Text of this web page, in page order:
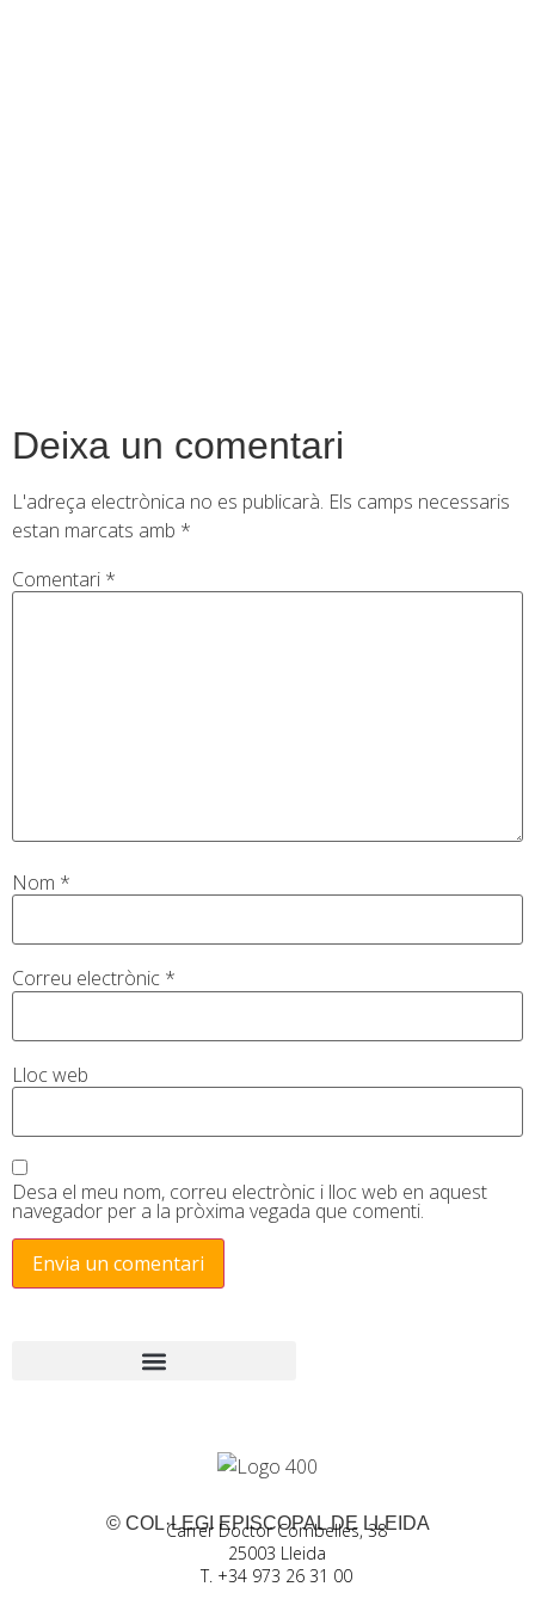
Deixa un comentari
L'adreça electrònica no es publicarà. Els camps necessaris
estan marcats amb *
Comentari *
Nom *
Correu electrònic *
Lloc web
Desa el meu nom, correu electrònic i lloc web en aquest
navegador per a la pròxima vegada que comenti.
© COL·LEGI EPISCOPAL DE LLEIDA
Carrer Doctor Combelles, 38
25003 Lleida
T. +34 973 26 31 00